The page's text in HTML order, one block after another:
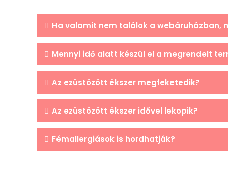
Ha valamit nem találok a webáruházban,
Mennyi idő alatt készül el a megrendelt
Az ezüstözött ékszer megfeketedik?
Az ezüstözött ékszer idővel lekopik?
Fémallergiások is hordhatják?